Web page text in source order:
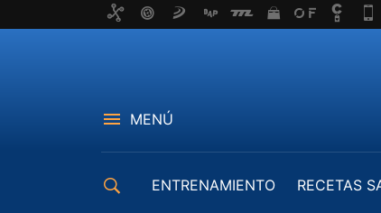
MENÚ
ENTRENAMIENTO RECETAS